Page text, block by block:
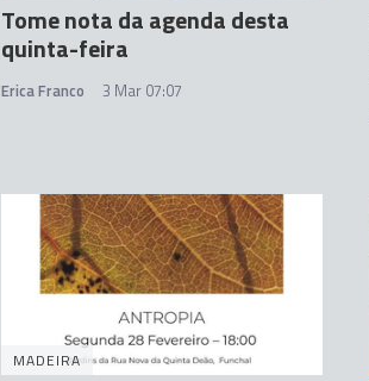
Tome nota da agenda desta
quinta-feira
Erica Franco 3 Mar 07:07
MADEIRA